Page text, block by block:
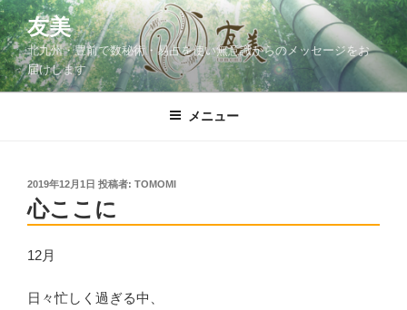
コ
ン
テ
ン
ツ
友美
北九州・豊前で数秘術・易占を使い無意識からのメッセージをお
届けします
メニュー
投
稿
日:
2019年12月1日 投稿者: TOMOMI
心ここに
12月
日々忙しく過ぎる中、